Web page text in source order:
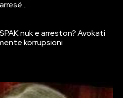
nuk e arreston? Avokati
korrupsioni